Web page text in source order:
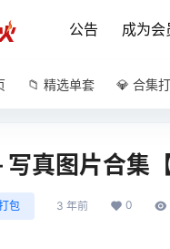
公告 成为会
📁 精选单套 💎 合集
写真图片合集
包 3 年前 0